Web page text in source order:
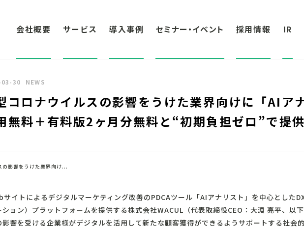
会社概要 サービス 導入事例 セミナー・イベント 採用情報 IR
30 NEWS
コロナウイルスの影響をうけた業界向けに「AIア
無料＋有料版2ヶ月分無料と“初期負担ゼロ”で提
の影響をうけた業界向け...
サイトによるデジタルマーケティング改善のPDCAツール「AIアナリスト」を中心とした
ション）プラットフォームを提供する株式会社WACUL（代表取締役CEO：大淵 亮平、以
影響を受ける企業様がデジタルを活用して新たな顧客獲得ができるようサポートする社会